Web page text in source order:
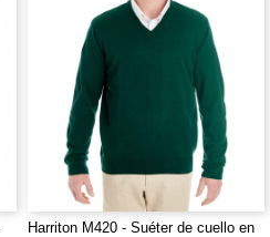
Harriton M420 - Suéter de cuello en